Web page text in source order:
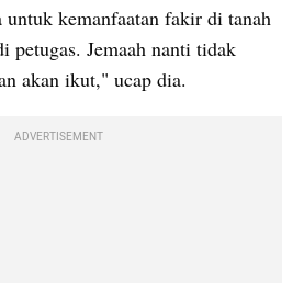
kemanfaatan fakir di tanah
petugas. Jemaah nanti tidak
akan ikut," ucap dia.
ADVERTISEMENT